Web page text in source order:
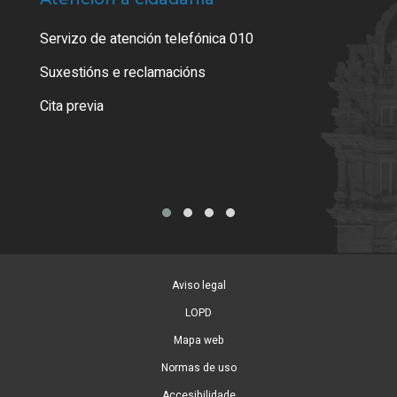
Servizo de atención telefónica 010
Suxestións e reclamacións
Cita previa
Aviso legal
LOPD
Mapa web
Normas de uso